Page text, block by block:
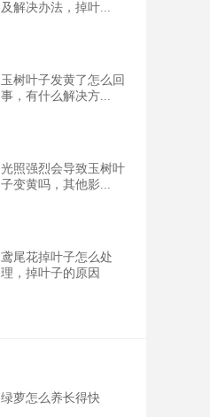
及解决办法，掉叶...
玉树叶子发黄了怎么回
事，有什么解决方...
光照强烈会导致玉树叶
子变黄吗，其他影...
鸢尾花掉叶子怎么处
理，掉叶子的原因
绿萝怎么养长得快